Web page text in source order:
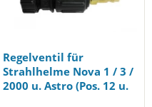
Regelventil für
Strahlhelme Nova 1 / 3 /
2000 u. Astro (Pos. 12 u.